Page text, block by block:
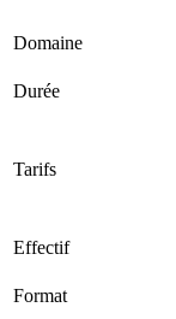
Domaine
Durée
Tarifs
Effectif
Format